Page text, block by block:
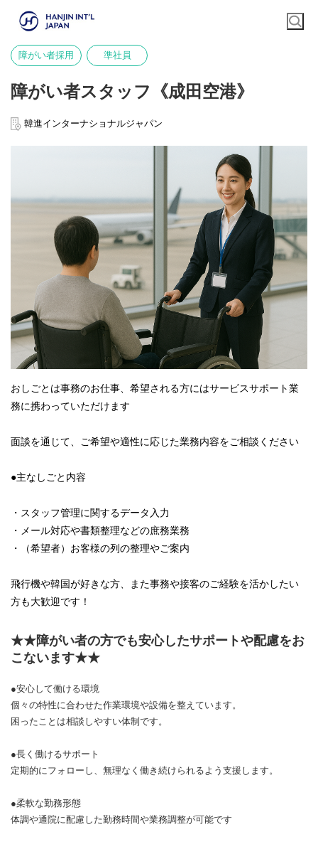
障がい者採用 準社員
障がい者スタッフ《成田空港》
韓進インターナショナルジャパン
おしごとは事務のお仕事、希望される方にはサービスサポート業
務に携わっていただけます
面談を通じて、ご希望や適性に応じた業務内容をご相談ください
●主なしごと内容
・スタッフ管理に関するデータ入力
・メール対応や書類整理などの庶務業務
・（希望者）お客様の列の整理やご案内
飛行機や韓国が好きな方、また事務や接客のご経験を活かしたい
方も大歓迎です！
★★障がい者の方でも安心したサポートや配慮をお
こないます★★
●安心して働ける環境
個々の特性に合わせた作業環境や設備を整えています。
困ったことは相談しやすい体制です。
●長く働けるサポート
定期的にフォローし、無理なく働き続けられるよう支援します。
●柔軟な勤務形態
体調や通院に配慮した勤務時間や業務調整が可能です